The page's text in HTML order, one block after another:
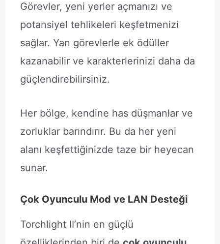
Görevler, yeni yerler açmanızı ve
potansiyel tehlikeleri keşfetmenizi
sağlar. Yan görevlerle ek ödüller
kazanabilir ve karakterlerinizi daha da
güçlendirebilirsiniz.
Her bölge, kendine has düşmanlar ve
zorluklar barındırır. Bu da her yeni
alanı keşfettiğinizde taze bir heyecan
sunar.
Çok Oyunculu Mod ve LAN Desteği
Torchlight II’nin en güçlü